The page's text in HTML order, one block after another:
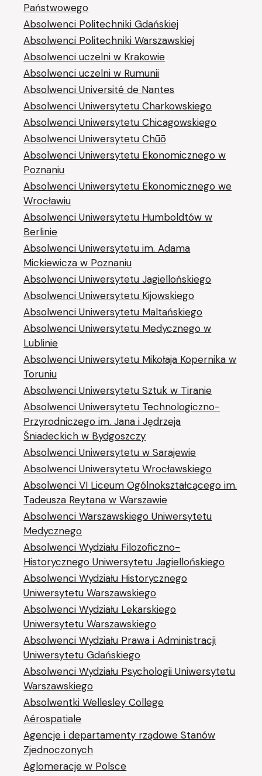
Państwowego
Absolwenci Politechniki Gdańskiej
Absolwenci Politechniki Warszawskiej
Absolwenci uczelni w Krakowie
Absolwenci uczelni w Rumunii
Absolwenci Université de Nantes
Absolwenci Uniwersytetu Charkowskiego
Absolwenci Uniwersytetu Chicagowskiego
Absolwenci Uniwersytetu Chūō
Absolwenci Uniwersytetu Ekonomicznego w
Poznaniu
Absolwenci Uniwersytetu Ekonomicznego we
Wrocławiu
Absolwenci Uniwersytetu Humboldtów w
Berlinie
Absolwenci Uniwersytetu im. Adama
Mickiewicza w Poznaniu
Absolwenci Uniwersytetu Jagiellońskiego
Absolwenci Uniwersytetu Kijowskiego
Absolwenci Uniwersytetu Maltańskiego
Absolwenci Uniwersytetu Medycznego w
Lublinie
Absolwenci Uniwersytetu Mikołaja Kopernika w
Toruniu
Absolwenci Uniwersytetu Sztuk w Tiranie
Absolwenci Uniwersytetu Technologiczno-
Przyrodniczego im. Jana i Jędrzeja
Śniadeckich w Bydgoszczy
Absolwenci Uniwersytetu w Sarajewie
Absolwenci Uniwersytetu Wrocławskiego
Absolwenci VI Liceum Ogólnokształcącego im.
Tadeusza Reytana w Warszawie
Absolwenci Warszawskiego Uniwersytetu
Medycznego
Absolwenci Wydziału Filozoficzno-
Historycznego Uniwersytetu Jagiellońskiego
Absolwenci Wydziału Historycznego
Uniwersytetu Warszawskiego
Absolwenci Wydziału Lekarskiego
Uniwersytetu Warszawskiego
Absolwenci Wydziału Prawa i Administracji
Uniwersytetu Gdańskiego
Absolwenci Wydziału Psychologii Uniwersytetu
Warszawskiego
Absolwentki Wellesley College
Aérospatiale
Agencje i departamenty rządowe Stanów
Zjednoczonych
Aglomeracje w Polsce